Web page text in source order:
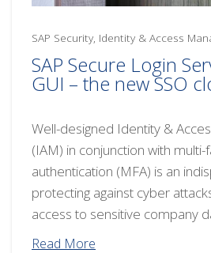
SAP Security, Identity & Access
SAP Secure Login
GUI – the new SSO
Well-designed Identity &
(IAM) in conjunction with multi-
authentication (MFA) is an
protecting against cyber
access to sensitive company
Read More